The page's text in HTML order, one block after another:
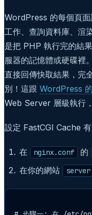
WordPress 的每個頁
工作、查詢資料庫、渲
是把 PHP 執行完的結
服器的記憶體或硬碟裡
直接回傳快取結果，完
別！這跟 WordPress
Web Server 層級執行，
設定 FastCGI Cache 有
在 nginx.conf 的
在你的網站
server